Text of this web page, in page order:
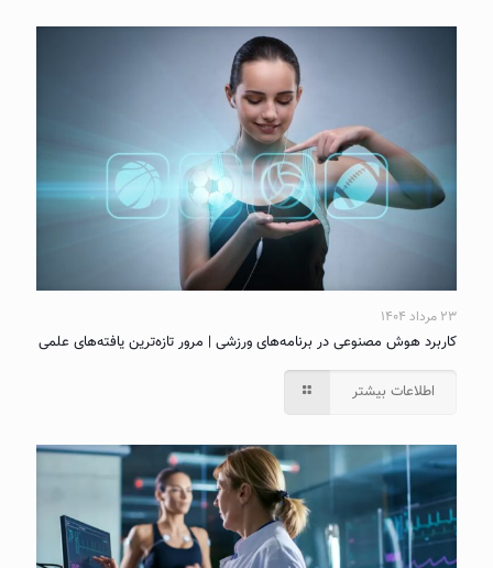
۲۳ مرداد ۱۴۰۴
کاربرد هوش مصنوعی در برنامه‌های ورزشی | مرور تازه‌ترین یافته‌های علمی
اطلاعات بیشتر